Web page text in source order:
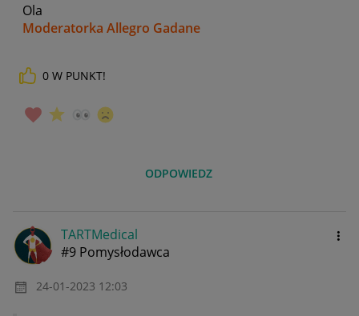
Ola
Moderatorka Allegro Gadane
0 W PUNKT!
ODPOWIEDZ
TARTMedical
#9 Pomysłodawca
‎24-01-2023 12:03